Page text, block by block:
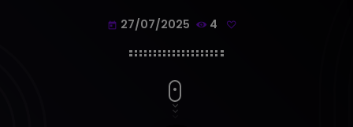
today 27/07/2025 4